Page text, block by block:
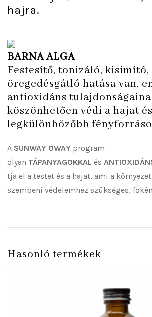
hajra.
BARNA ALGA
Festesítő, tonizáló, kisimító,
öregedésgátló hatása van,
antioxidáns
köszönhetően védi a hajat
legkülönbözőbb
A SUNWAY OWAY program
olyan TÁPANYAGOKKAL és
tja el a testet és a hajat, ami a
szembeni védelemhez szükséges,
Hasonló termékek